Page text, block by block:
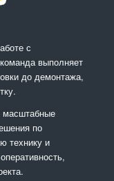
с
выполняет
до демонтажа,
масштабные
по
технику и